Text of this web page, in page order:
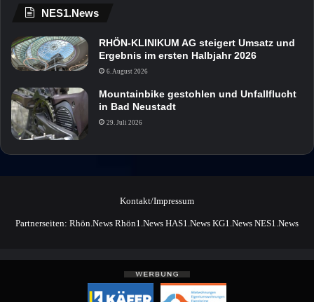
NES1.News
RHÖN-KLINIKUM AG steigert Umsatz und
Ergebnis im ersten Halbjahr 2026
6. August 2026
Mountainbike gestohlen und Unfallflucht
in Bad Neustadt
29. Juli 2026
Kontakt/Impressum
Partnerseiten: Rhön.News Rhön1.News HAS1.News KG1.News NES1.News